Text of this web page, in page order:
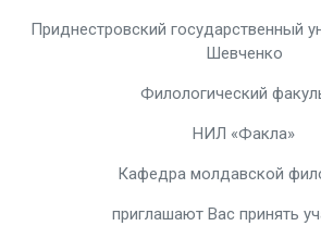
Приднестровский государственный
Шевченко
Филологический
НИЛ «Факла»
Кафедра молдавской
приглашают Вас принять